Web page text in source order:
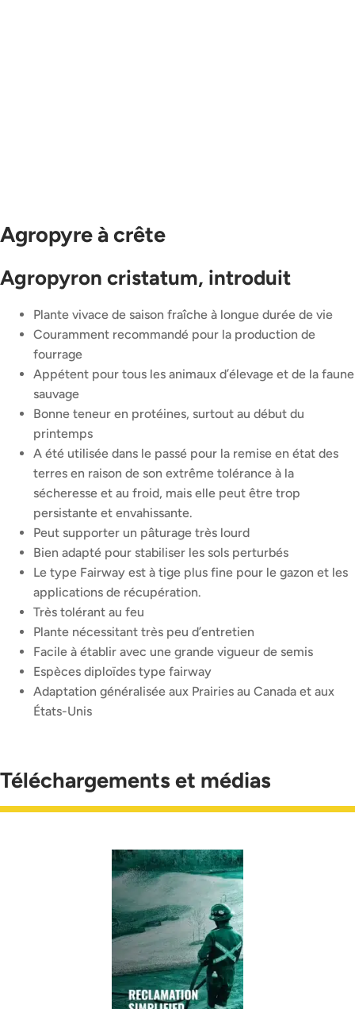
Agropyre à crête
Agropyron cristatum, introduit
Plante vivace de saison fraîche à longue durée de vie
Couramment recommandé pour la production de
fourrage
Appétent pour tous les animaux d’élevage et de la faune
sauvage
Bonne teneur en protéines, surtout au début du
printemps
A été utilisée dans le passé pour la remise en état des
terres en raison de son extrême tolérance à la
sécheresse et au froid, mais elle peut être trop
persistante et envahissante.
Peut supporter un pâturage très lourd
Bien adapté pour stabiliser les sols perturbés
Le type Fairway est à tige plus fine pour le gazon et les
applications de récupération.
Très tolérant au feu
Plante nécessitant très peu d’entretien
Facile à établir avec une grande vigueur de semis
Espèces diploïdes type fairway
Adaptation généralisée aux Prairies au Canada et aux
États-Unis
Téléchargements et médias